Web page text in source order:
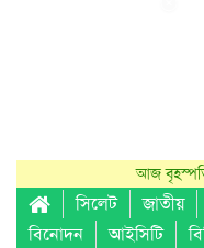
আজ
সিলেট জাতীয়
বিনোদন
আইসিটি